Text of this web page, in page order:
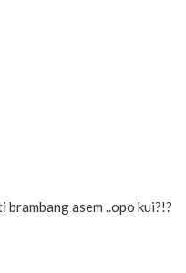
asem ..opo kui?!?